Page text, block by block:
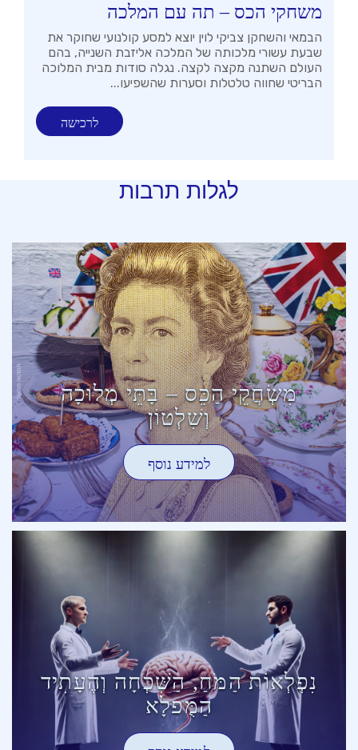
משחקי הכס – תה עם המלכה
הבמאי והשחקן צביקי לוין יוצא למסע קולנועי שחוקר את
שבעת עשורי מלכותה של המלכה אליזבת השנייה, בהם
העולם השתנה מקצה לקצה. נגלה סודות מבית המלוכה
הבריטי שחווה טלטלות וסערות שהשפיעו...
לרכישה
לגלות תרבות
מִשְׂחֲקֵי הַכֵּס – בָּתֵּי מְלוּכָה
וְשִׁלְטוֹן
למידע נוסף
נִפְלְאוֹת הַמֹּחַ, הַשִּׁכְחָה וְהֶעָתִיד
הַמֻּפלָא